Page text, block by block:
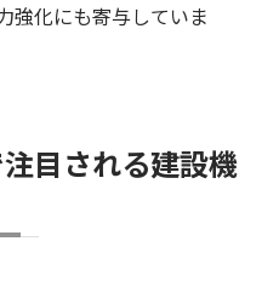
強化にも寄与していま
目される建設機